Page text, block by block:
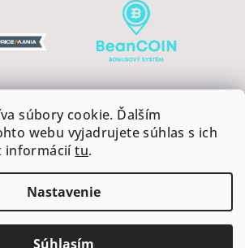
súbory cookie. Ďalším
webu vyjadrujete súhlas s ich
informáciítu.
Nastavenie
Súhlasím
COFFEEART. Všetky práva vyhradené.
nastavenie cookies